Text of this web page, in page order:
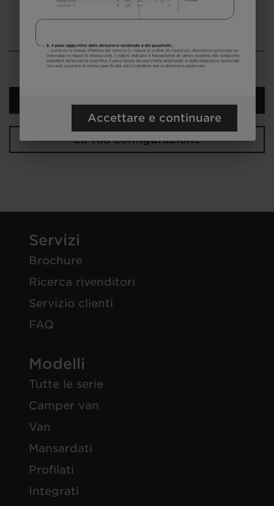
La tua configurazione
Servizi
Brochure
Ricerca rivenditori
Servizio clienti
FAQ
Modelli
Tutte le serie
Camper van
Van
Mansardati
Profilati
Integrati
Accettare e continuare